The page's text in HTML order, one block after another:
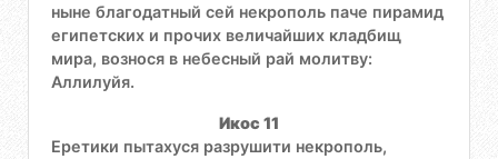
ныне благодатный сей некрополь паче пирамид
египетских и прочих величайших кладбищ
мира, вознося в небесный рай молитву:
Аллилуйя.
Икос 11
Еретики пытахуся разрушити некрополь,